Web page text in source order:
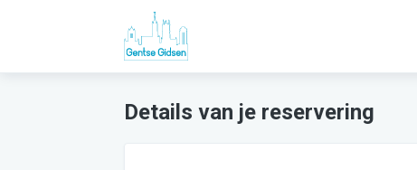
Details van je reservering